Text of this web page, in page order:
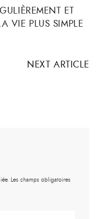
ET
VIE PLUS SIMPLE
NEXT ARTICLE
Les champs obligatoires